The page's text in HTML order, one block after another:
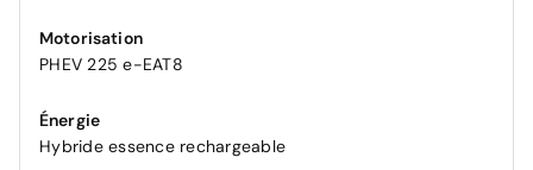
Motorisation
PHEV 225 e-EAT8
Énergie
Hybride essence rechargeable